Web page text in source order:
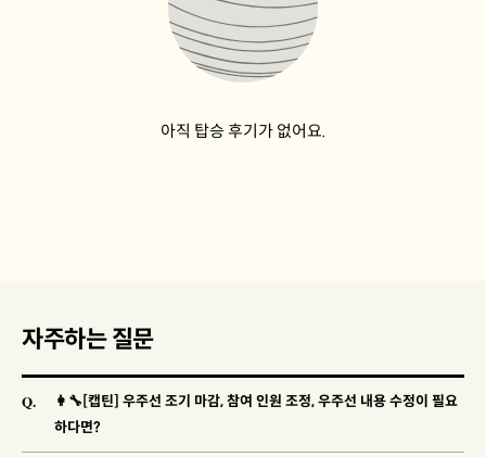
아직 탑승 후기가 없어요.
자주하는 질문
Q.
👩‍🔧[캡틴] 우주선 조기 마감, 참여 인원 조정, 우주선 내용 수정이 필요
하다면?